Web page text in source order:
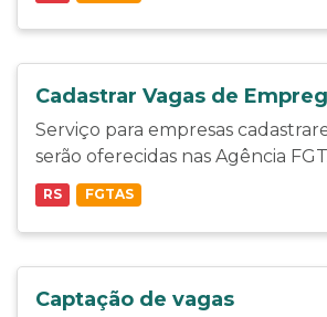
Cadastrar Vagas de
Serviço para empresas
serão oferecidas nas Agência
RS FGTAS
Captação de vagas